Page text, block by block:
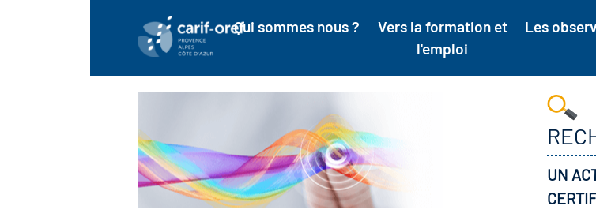
Qui sommes nous ?
Vers la formation et
l'emploi
Les
UN